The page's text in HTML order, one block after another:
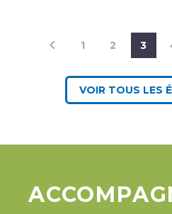
1 2 3
VOIR TOUS LES